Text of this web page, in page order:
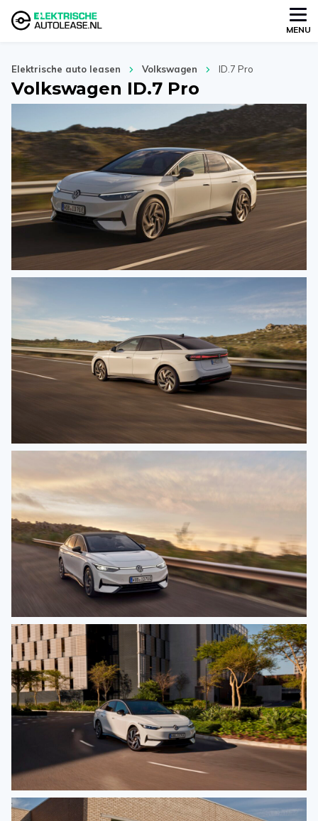
MENU
Elektrische auto leasen Volkswagen ID.7 Pro
Volkswagen ID.7 Pro